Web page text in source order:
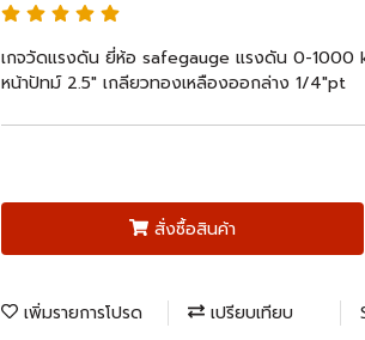
เกจวัดแรงดัน ยี่ห้อ safegauge แรงดัน 0-
หน้าปัทม์ 2.5" เกลียวทองเหลืองออกล่าง 1/4"pt
สั่งซื้อสินค้า
เพิ่มรายการโปรด เปรียบเทียบ